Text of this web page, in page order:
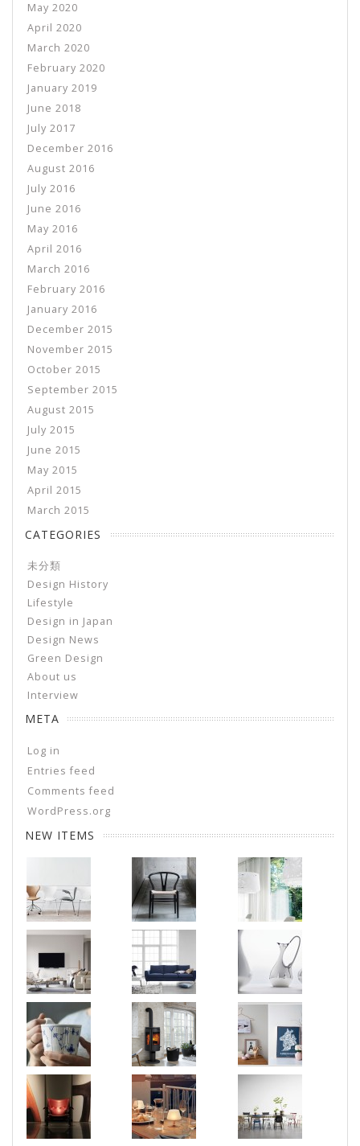
May 2020
April 2020
March 2020
February 2020
January 2019
June 2018
July 2017
December 2016
August 2016
July 2016
June 2016
May 2016
April 2016
March 2016
February 2016
January 2016
December 2015
November 2015
October 2015
September 2015
August 2015
July 2015
June 2015
May 2015
April 2015
March 2015
CATEGORIES
未分類
Design History
Lifestyle
Design in Japan
Design News
Green Design
About us
Interview
META
Log in
Entries feed
Comments feed
WordPress.org
NEW ITEMS